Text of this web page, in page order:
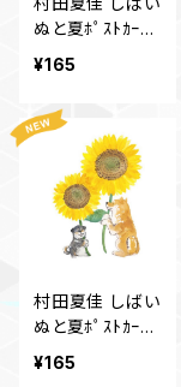
ぬと夏ﾎﾟｽﾄｶｰﾄﾞ
花火 PS-178s
¥165
村田夏佳 しばい
ぬと夏ﾎﾟｽﾄｶｰﾄﾞ
PS-174s
¥165